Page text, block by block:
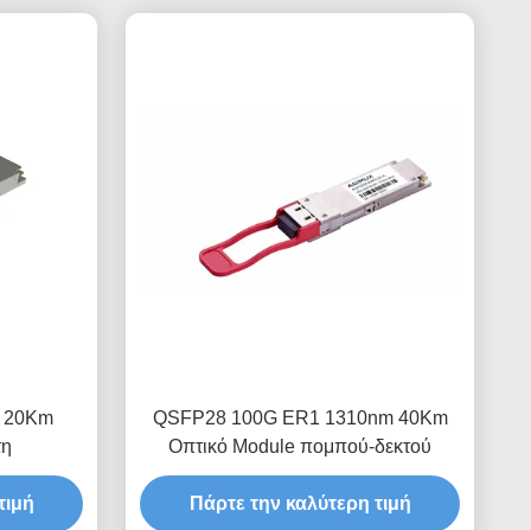
QSFP28 100G ER1 1310nm 40Km
Οπτικό Module πομπού-δεκτού
Πάρτε την καλύτερη τιμή